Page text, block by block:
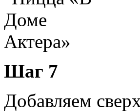
Шаг 7
Добавляем